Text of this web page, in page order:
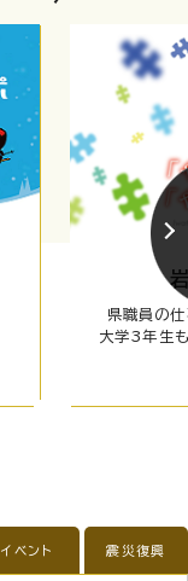
県職員の
大学3年生
イベント 震災復興